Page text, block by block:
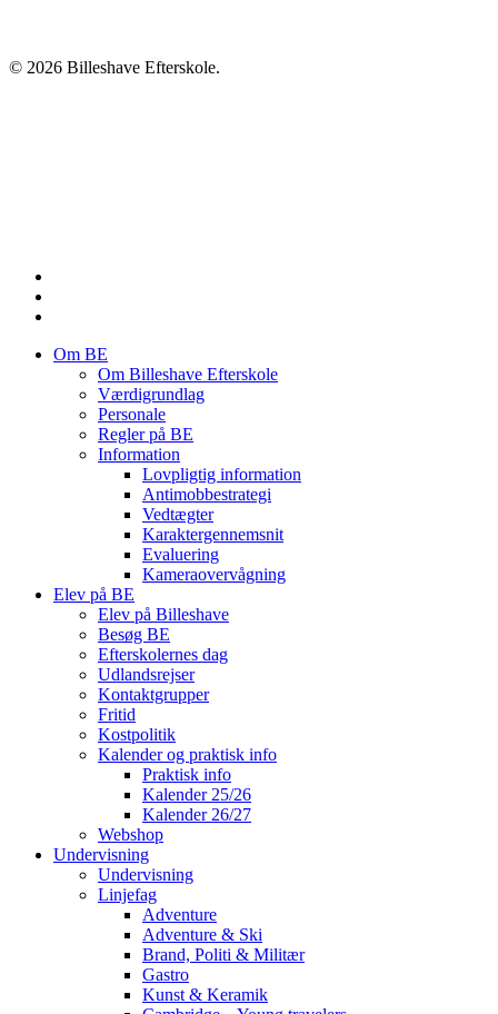
© 2026 Billeshave Efterskole.
Om BE
Om Billeshave Efterskole
Værdigrundlag
Personale
Regler på BE
Information
Lovpligtig information
Antimobbestrategi
Vedtægter
Karaktergennemsnit
Evaluering
Kameraovervågning
Elev på BE
Elev på Billeshave
Besøg BE
Efterskolernes dag
Udlandsrejser
Kontaktgrupper
Fritid
Kostpolitik
Kalender og praktisk info
Praktisk info
Kalender 25/26
Kalender 26/27
Webshop
Undervisning
Undervisning
Linjefag
Adventure
Adventure & Ski
Brand, Politi & Militær
Gastro
Kunst & Keramik